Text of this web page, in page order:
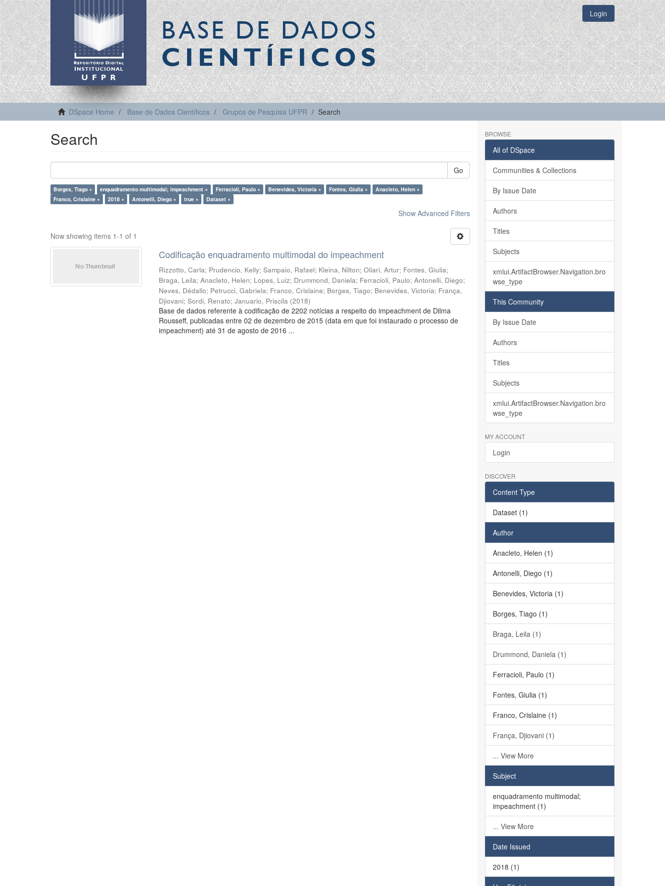
BASE DE DADOS
CIENTÍFICOS
Login
DSpace Home Base de Dados Científicos Grupos de Pesquisa UFPR Search
Search
Go
Borges, Tiago × enquadramento multimodal; impeachment × Ferracioli, Paulo × Benevides, Victoria × Fontes, Giulia ×
Anacleto, Helen ×
Franco, Crislaine ×
2018 × Antonelli, Diego × true × Dataset ×
Show Advanced Filters
Now showing items 1-1 of 1
Codificação enquadramento multimodal do impeachment
Rizzotto, Carla; Prudencio, Kelly;Sampaio, Rafael; Kleina, Nilton;Oliari, Artur; Fontes, Giulia;
Braga, Leila;Anacleto, Helen; Lopes, Luiz; Drummond, Daniela; Ferracioli, Paulo;Antonelli, Diego;
Neves, Dédallo; Petrucci, Gabriela; Franco, Crislaine; Borges, Tiago; Benevides, Victoria; França,
Djiovani;Sordi, Renato;Januario, Priscila (2018)
Base de dados referente à codificação de 2202 notícias a respeito do impeachment de Dilma
Rousseff, publicadas entre 02 de dezembro de 2015 (data em que foi instaurado o processo de
impeachment) até 31 de agosto de 2016 ...
BROWSE
All of DSpace
Communities & Collections
By Issue Date
Authors
Titles
Subjects
xmlui.ArtifactBrowser.Navigation.bro
wse_type
This Community
By Issue Date
Authors
Titles
Subjects
xmlui.ArtifactBrowser.Navigation.bro
wse_type
MY ACCOUNT
Login
DISCOVER
Content Type
Dataset (1)
Author
Anacleto, Helen (1)
Antonelli, Diego (1)
Benevides, Victoria (1)
Borges, Tiago (1)
Braga, Leila (1)
Drummond, Daniela (1)
Ferracioli, Paulo (1)
Fontes, Giulia (1)
Franco, Crislaine (1)
França, Djiovani (1)
... View More
Subject
enquadramento multimodal;
impeachment (1)
... View More
Date Issued
2018 (1)